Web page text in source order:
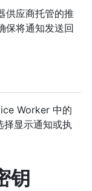
供应商托管的推
保将通知发送回
Worker 中的
显示通知或执
钥